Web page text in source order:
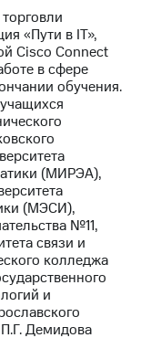
«Пути в IT»,
Cisco Connect
в сфере
обучения.
(МИРЭА),
(МЭСИ),
№11,
связи и
колледжа
и
Демидова